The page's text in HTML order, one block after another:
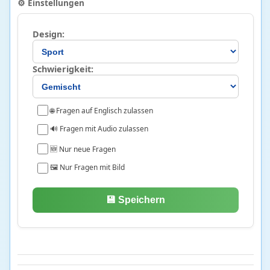
Griechisch
Morse 51 • 45%
Technik
Allgemeine Technik und Erfindungen 6 • 28%
Bau- und Konstruktionstechnik
Verkehr und Fahrzeuge
Wirtschaft
Betriebswirtschaftslehre und Unternehmen 68 • 22%
Finanzen 12 • 4%
⚙️ Einstellungen
Design:
Schwierigkeit:
🌐 Fragen auf Englisch zulassen
🔊 Fragen mit Audio zulassen
🆕 Nur neue Fragen
🖼️ Nur Fragen mit Bild
💾 Speichern